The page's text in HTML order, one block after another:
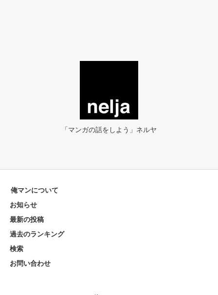
「マンガの話をしよう」ネルヤ
俺マンについて
お知らせ
最新の投稿
過去のランキング
検索
お問い合わせ